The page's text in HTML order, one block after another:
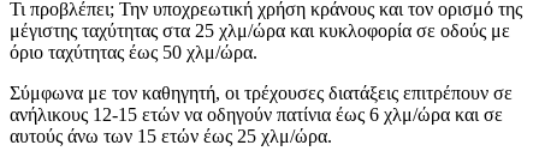
Τι προβλέπει; Την υποχρεωτική χρήση κράνους και τον ορισμό της
μέγιστης ταχύτητας στα 25 χλμ/ώρα και κυκλοφορία σε οδούς με
όριο ταχύτητας έως 50 χλμ/ώρα.
Σύμφωνα με τον καθηγητή, οι τρέχουσες διατάξεις επιτρέπουν σε
ανήλικους 12-15 ετών να οδηγούν πατίνια έως 6 χλμ/ώρα και σε
αυτούς άνω των 15 ετών έως 25 χλμ/ώρα.